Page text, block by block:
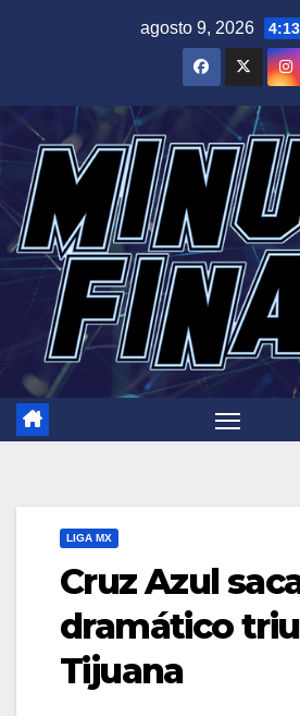
agosto 9, 2026
LIGA MX
Cruz Azul
dramático
Tijuana